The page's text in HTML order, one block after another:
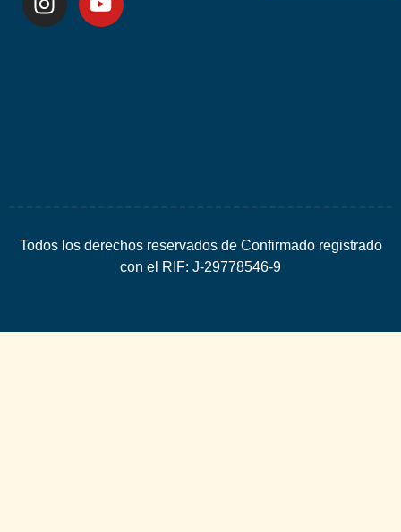
Todos los derechos reservados de Confirmado registrado
con el RIF: J-29778546-9